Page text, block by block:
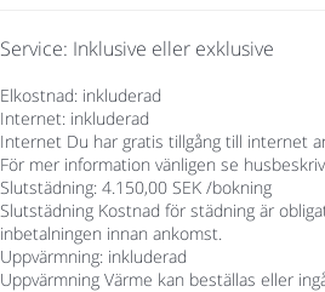
Service: Inklusive eller exklusive
Elkostnad: inkluderad
Internet: inkluderad
Internet Du har gratis tillgång till internet
För mer information vänligen se
Slutstädning: 4.150,00 SEK /bokning
Slutstädning Kostnad för städning är
inbetalningen innan ankomst.
Uppvärmning: inkluderad
Uppvärmning Värme kan beställas eller